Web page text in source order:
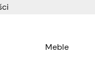
Meble